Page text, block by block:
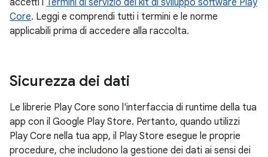
Core. Leggi e comprendi tutti i termini e le norme
applicabili prima di accedere alla raccolta.
Sicurezza dei dati
Le librerie Play Core sono l'interfaccia di runtime della tua
app con il Google Play Store. Pertanto, quando utilizzi
Play Core nella tua app, il Play Store esegue le proprie
procedure, che includono la gestione dei dati ai sensi dei